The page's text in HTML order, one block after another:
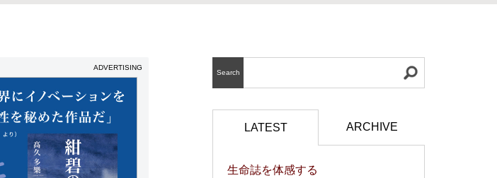
ADVERTISING
Search
LATEST ARCHIVE
生命誌を体感する